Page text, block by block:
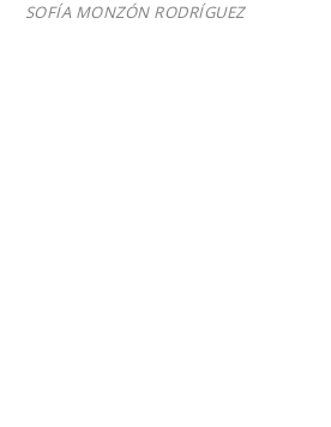
SOFÍA MONZÓN RODRÍGUEZ